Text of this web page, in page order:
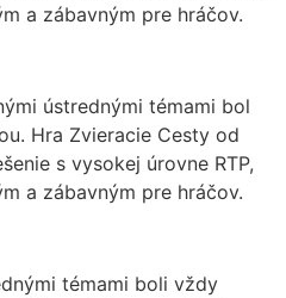
a zábavným pre hráčov.
ústrednými témami bol
Hra Zvieracie Cesty od
s vysokej úrovne RTP,
a zábavným pre hráčov.
témami boli vždy